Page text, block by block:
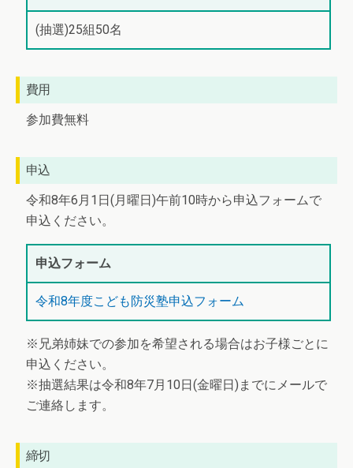
(抽選)25組50名
費用
参加費無料
申込
令和8年6月1日(月曜日)午前10時から申込フォームで
申込ください。
申込フォーム
令和8年度こども防災塾申込フォーム
※兄弟姉妹での参加を希望される場合はお子様ごとに
申込ください。
※抽選結果は令和8年7月10日(金曜日)までにメールで
ご連絡します。
締切